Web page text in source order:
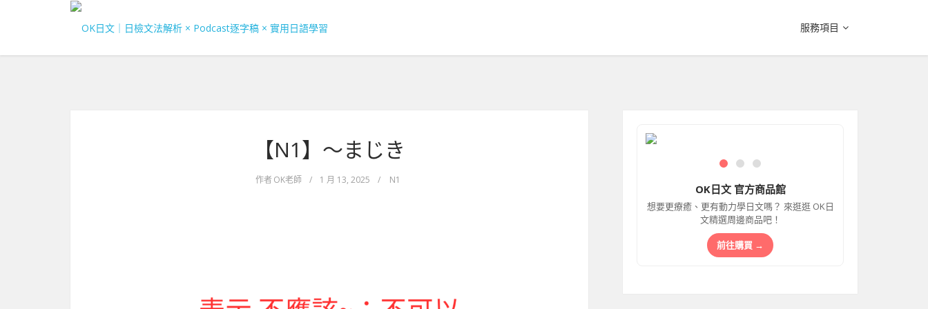
服務項目
【N1】～まじき
作者 OK老師 / 1 月 13, 2025 / N1
OK日文 官方商品館
想要更療癒、更有動力學日文嗎？ 來逛逛 OK日
文精選周邊商品吧！
前往購買 →